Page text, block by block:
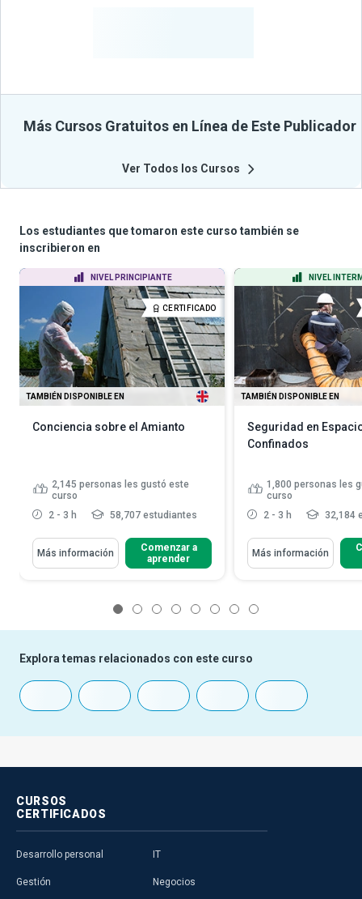
Más Cursos Gratuitos en Línea de Este Publicador
Ver Todos los Cursos
Los estudiantes que tomaron este curso también se
inscribieron en
NIVEL PRINCIPIANTE
CERTIFICADO
TAMBIÉN DISPONIBLE EN
Conciencia sobre el Amianto
2,145 personas les gustó este
curso
2 - 3 h
58,707 estudiantes
Más información
Comenzar a
aprender
NIVEL
TAMBIÉN DISPONIBLE EN
Seguridad en
Confinados
1,800 personas les
curso
2 - 3 h
32,184
Más información
Explora temas relacionados con este curso
CURSOS
CERTIFICADOS
Desarrollo personal
Gestión
IT
Negocios